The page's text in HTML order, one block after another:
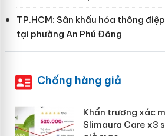
TP.HCM: Sân khấu hóa thông
tại phường An Phú Đông
Chống hàng giả
Khẩn trương xác
Slimaura Care x3